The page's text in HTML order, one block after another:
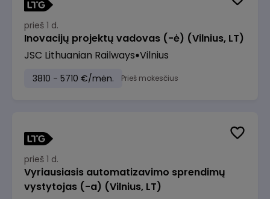
prieš 1 d.
Inovacijų projektų vadovas (-ė) (Vilnius, LT)
JSC Lithuanian Railways Vilnius
3810 - 5710 €/mėn. Prieš mokesčius
prieš 1 d.
Vyriausiasis automatizavimo sprendimų
vystytojas (-a) (Vilnius, LT)